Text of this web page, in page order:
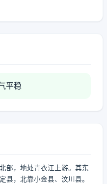
平稳
部，地处青衣江上游。其东
县，北靠小金县、汶川县。